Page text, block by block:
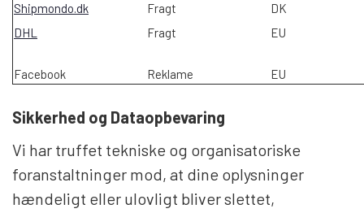
Shipmondo.dk
DHL
Fragt
Fragt
DK
EU
Facebook Reklame EU
Sikkerhed og Dataopbevaring
Vi har truffet tekniske og organisatoriske
foranstaltninger mod, at dine oplysninger
hændeligt eller ulovligt bliver slettet,